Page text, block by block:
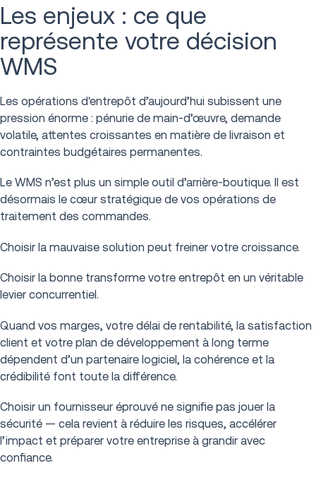
Les enjeux : ce que
représente votre décision
WMS
Les opérations d'entrepôt d’aujourd’hui subissent une
pression énorme : pénurie de main-d’œuvre, demande
volatile, attentes croissantes en matière de livraison et
contraintes budgétaires permanentes.
Le WMS n’est plus un simple outil d’arrière-boutique. Il est
désormais le cœur stratégique de vos opérations de
traitement des commandes.
Choisir la mauvaise solution peut freiner votre croissance.
Choisir la bonne transforme votre entrepôt en un véritable
levier concurrentiel.
Quand vos marges, votre délai de rentabilité, la satisfaction
client et votre plan de développement à long terme
dépendent d’un partenaire logiciel, la cohérence et la
crédibilité font toute la différence.
Choisir un fournisseur éprouvé ne signifie pas jouer la
sécurité — cela revient à réduire les risques, accélérer
l’impact et préparer votre entreprise à grandir avec
confiance.